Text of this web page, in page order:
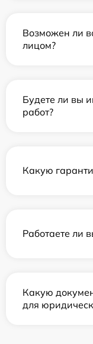
Возможен ли
лицом?
Будете ли вы
работ?
Какую
Работаете ли
Какую
для